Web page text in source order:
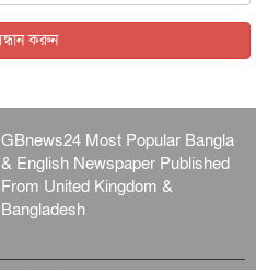
৫ আগস্ট, ২০২৬
অনুসন্ধান করুন
GBnews24 Most Popular Bangla
& English Newspaper Published
From United Kingdom &
Bangladesh